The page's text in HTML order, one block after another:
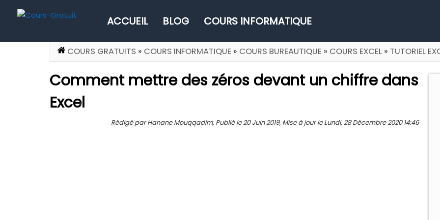
ACCUEIL BLOG COURS INFORMATIQUE
COURS GRATUITS » COURS INFORMATIQUE » COURS BUREAUTIQUE » COURS EXCEL » TUTORIEL
Comment mettre des zéros devant un chiffre dans
Excel
Rédigé par Hanane Mouqqadim, Publié le 20 Juin 2019, Mise à jour le Lundi, 28 Décembre 2020 14:46